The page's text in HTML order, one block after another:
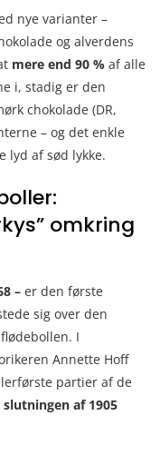
nye varianter –
og alverdens
mere end 90 % af alle
i, stadig er den
chokolade (DR,
– og det enkle
lyd af sød lykke.
omkring
– er den første
sig over den
I
Annette Hoff
partier af de
slutningen af 1905